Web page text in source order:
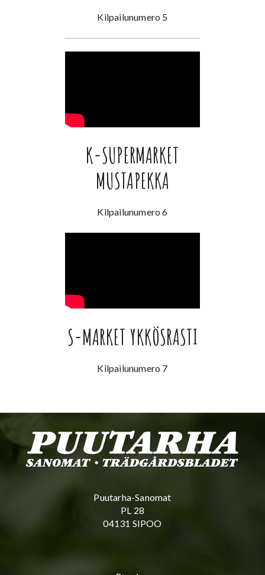
Kilpailunumero 5
K-SUPERMARKET
MUSTAPEKKA
Kilpailunumero 6
S-MARKET YKKÖSRASTI
Kilpailunumero 7
Puutarha-Sanomat
PL 28
04131 SIPOO